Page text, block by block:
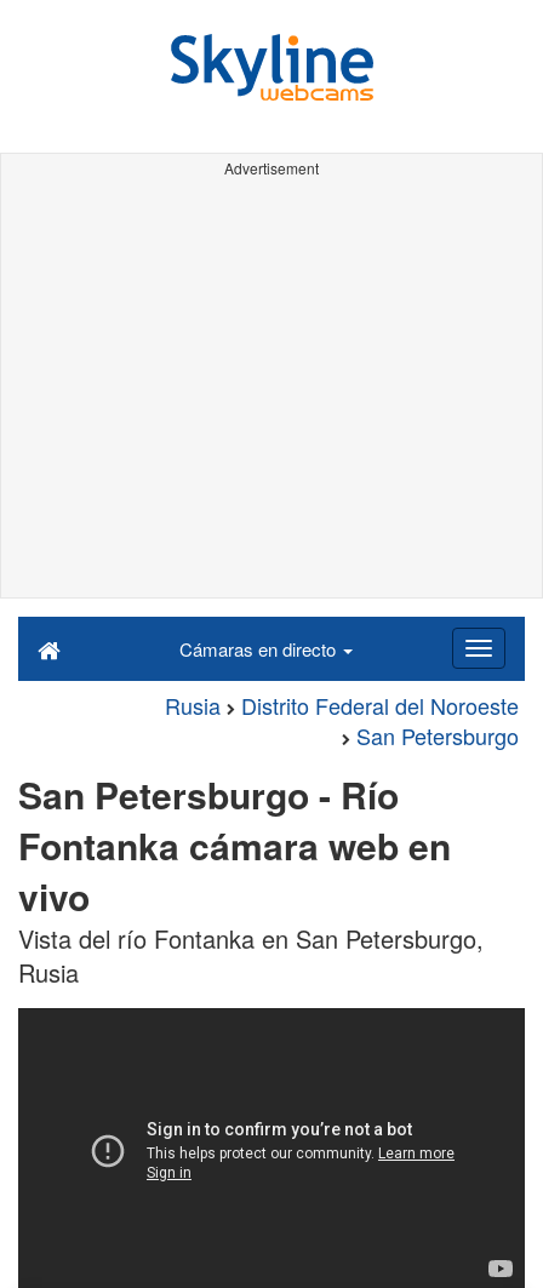
Advertisement
Cámaras en directo
Rusia
Distrito Federal del Noroeste
San Petersburgo
San Petersburgo - Río
Fontanka cámara web en
vivo
Vista del río Fontanka en San Petersburgo,
Rusia